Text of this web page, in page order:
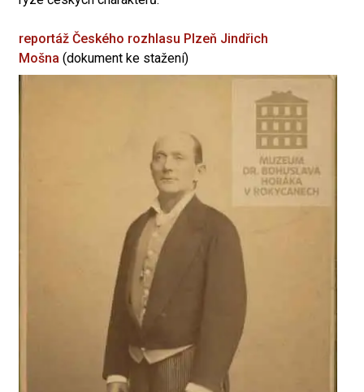
reportáž Českého rozhlasu Plzeň Jindřich
Mošna (dokument ke stažení)